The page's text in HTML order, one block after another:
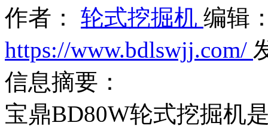
作者： 轮式挖掘机 编辑
https://www.bdlswjj.com/
信息摘要：
宝鼎BD80W轮式挖掘机